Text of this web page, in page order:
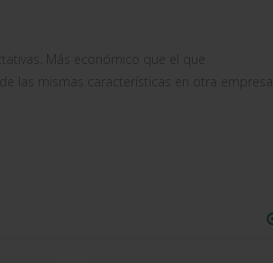
Más económico que el que
las mismas características en otra empresa.